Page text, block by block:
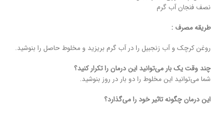
نصف فنجان آب گرم
طریقه مصرف :
روغن کرچک و آب زنجبیل را در آب گرم بریزید و مخلوط حاصل را بنوشید.
چند وقت یک بار می‌توانید این درمان را تکرار کنید؟
شما می‌توانید این مخلوط را دو بار در روز بنوشید.
این درمان چگونه تاثیر خود را می‌گذارد؟